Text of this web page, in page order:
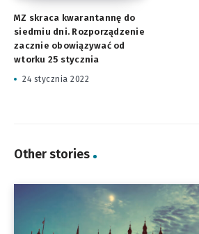
MZ skraca kwarantannę do
siedmiu dni. Rozporządzenie
zacznie obowiązywać od
wtorku 25 stycznia
24 stycznia 2022
Other stories